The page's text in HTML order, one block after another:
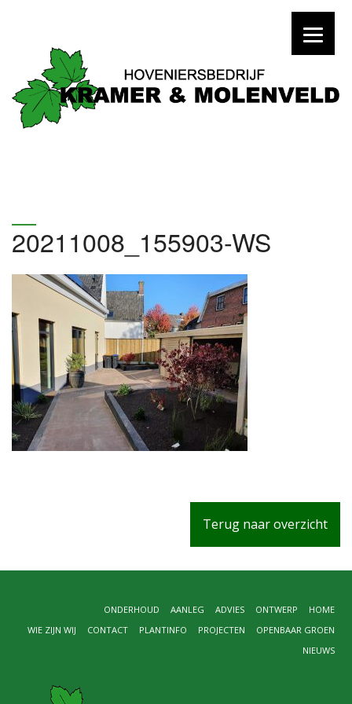
20211008_155903-WS
Terug naar overzicht
HOME
ONTWERP
ADVIES
AANLEG
ONDERHOUD
OPENBAAR GROEN
PROJECTEN
PLANTINFO
CONTACT
WIE ZIJN WIJ
NIEUWS